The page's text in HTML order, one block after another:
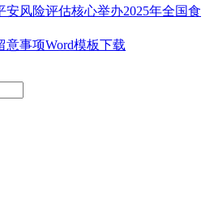
安风险评估核心举办2025年全国食
意事项Word模板下载